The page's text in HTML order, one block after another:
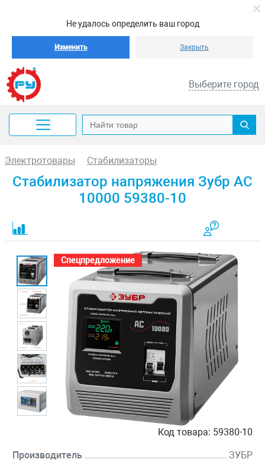
Не удалось определить ваш город
Изменить Закрыть
Выберите город
Электротовары Стабилизаторы
Стабилизатор напряжения Зубр АС
10000 59380-10
Спецпредложение
Код товара: 59380-10
Производитель ЗУБР